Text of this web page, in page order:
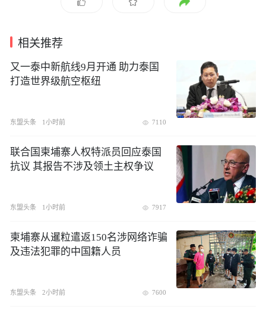
相关推荐
​又一泰中新航线9月开通 助力泰国
打造世界级航空枢纽
东盟头条 1小时前 7110
联合国柬埔寨人权特派员回应泰国
抗议 其报告不涉及领土主权争议
东盟头条 1小时前 7917
柬埔寨从暹粒遣返150名涉网络诈骗
及违法犯罪的中国籍人员
东盟头条 2小时前 7600